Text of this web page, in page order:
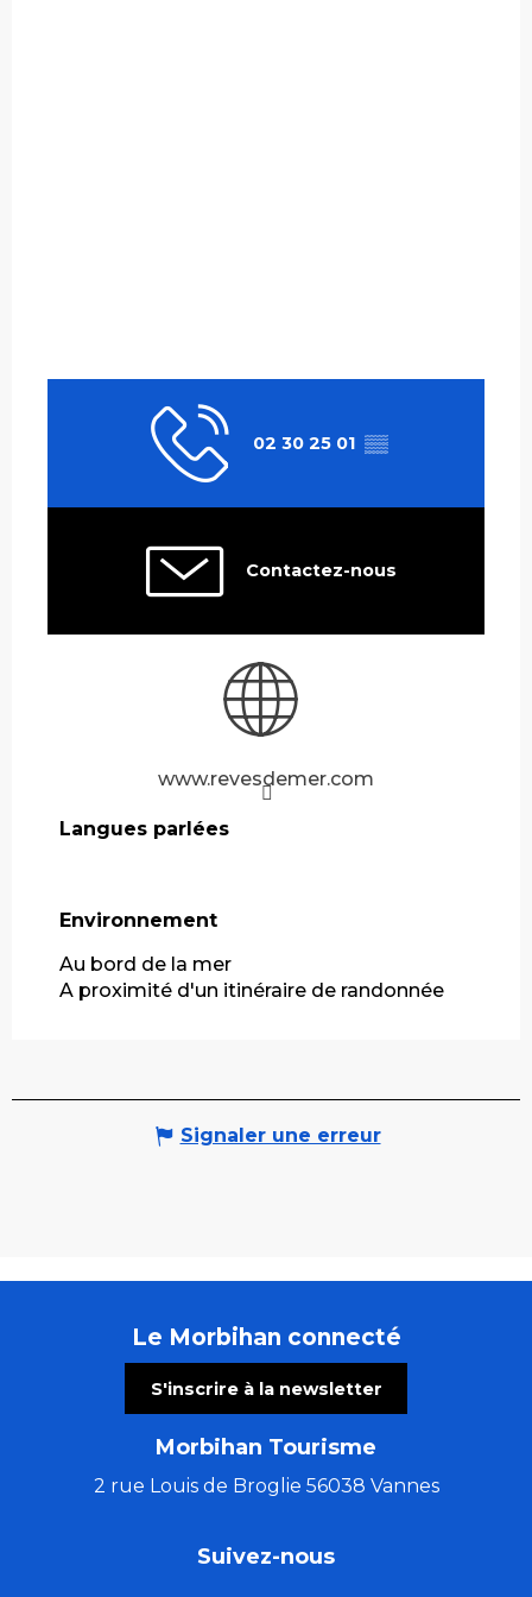
02 30 25 01 ▒▒
Contactez-nous
www.revesdemer.com
Langues parlées
Langues parlées
Environnement
Environnement
Au bord de la mer
A proximité d'un itinéraire de randonnée
Signaler une erreur
Le Morbihan connecté
S'inscrire à la newsletter
Morbihan Tourisme
2 rue Louis de Broglie 56038 Vannes
Suivez-nous